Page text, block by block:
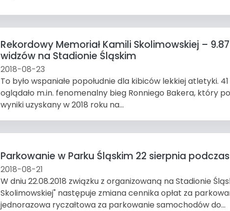
Rekordowy Memoriał Kamili Skolimowskiej –
widzów na Stadionie Śląskim
2018-08-23
To było wspaniałe popołudnie dla kibiców lekkiej atletyki.
oglądało m.in. fenomenalny bieg Ronniego Bakera, który
wyniki uzyskany w 2018 roku na...
Parkowanie w Parku Śląskim 22 sierpnia
2018-08-21
W dniu 22.08.2018 związku z organizowaną na Stadionie
Skolimowskiej" następuje zmiana cennika opłat za
jednorazowa ryczałtowa za parkowanie samochodów do...